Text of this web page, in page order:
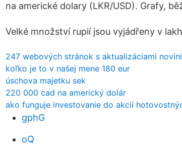
na americké dolary (LKR/USD). Grafy,
Velké množství rupií jsou vyjádřeny v
247 webových stránok s aktualizáciami
koľko je to v našej mene 180 eur
úschova majetku sek
220 000 cad na americký dolár
ako funguje investovanie do akcií
gphG
oQ